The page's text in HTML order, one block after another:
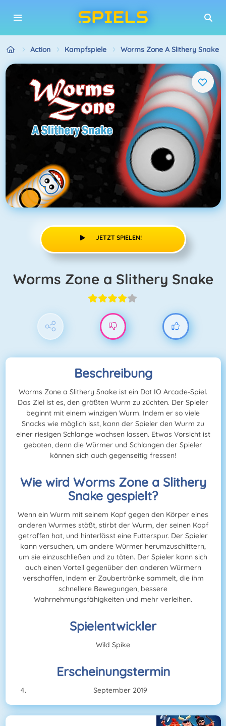
Action Kampfspiele Worms Zone A Slithery Snake
JETZT SPIELEN!
Worms Zone a Slithery Snake
Beschreibung
Worms Zone a Slithery Snake ist ein Dot IO Arcade-Spiel.
Das Ziel ist es, den größten Wurm zu züchten. Der Spieler
beginnt mit einem winzigen Wurm. Indem er so viele
Snacks wie möglich isst, kann der Spieler den Wurm zu
einer riesigen Schlange wachsen lassen. Etwas Vorsicht ist
geboten, denn die Würmer und Schlangen der Spieler
können sich auch gegenseitig fressen!
Wie wird Worms Zone a Slithery
Snake gespielt?
Wenn ein Wurm mit seinem Kopf gegen den Körper eines
anderen Wurmes stößt, stirbt der Wurm, der seinen Kopf
getroffen hat, und hinterlässt eine Futterspur. Der Spieler
kann versuchen, um andere Würmer herumzuschlittern,
um sie einzuschließen und zu töten. Der Spieler kann sich
auch einen Vorteil gegenüber den anderen Würmern
verschaffen, indem er Zaubertränke sammelt, die ihm
schnellere Bewegungen, bessere
Wahrnehmungsfähigkeiten und mehr verleihen.
Spielentwickler
Wild Spike
Erscheinungstermin
September 2019